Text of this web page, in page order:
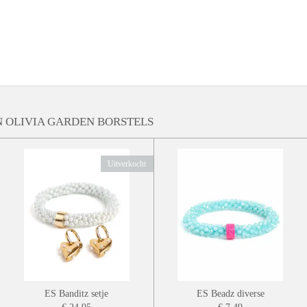
GARDEN BORSTELS
Uitverkocht
ES Banditz setje ES Beadz diverse